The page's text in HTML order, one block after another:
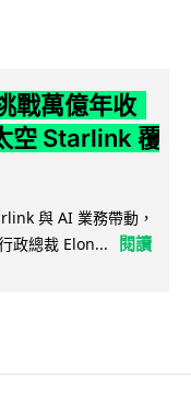
戰萬億年收
空 Starlink 覆
與 AI 業務帶動，
政總裁 Elon...
閱讀